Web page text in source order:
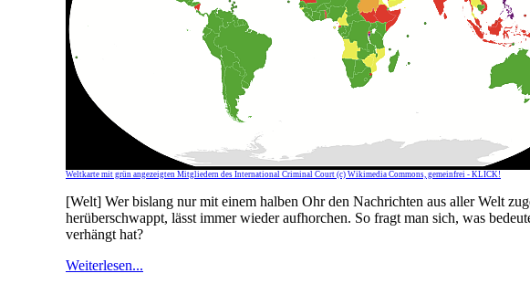
Weltkarte mit grün angezeigten Mitgliedern des International Criminal Court (c) Wikimedia Commons, gemeinfrei - KLICK!
[Welt] Wer bislang nur mit einem halben Ohr den Nachrichten aus aller Welt
herüberschwappt, lässt immer wieder aufhorchen. So fragt man sich, was
verhängt hat?
Weiterlesen...